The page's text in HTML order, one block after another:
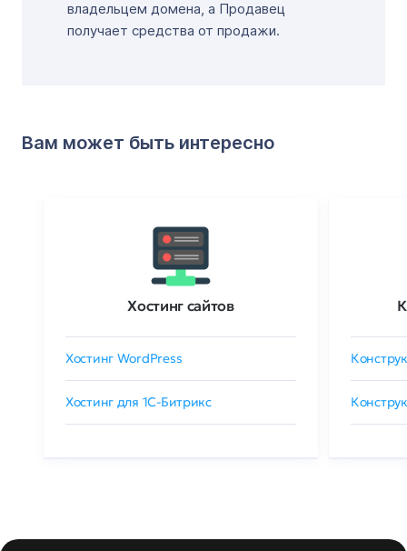
владельцем домена, а Продавец
получает средства от продажи.
Вам может быть интересно
Хостинг сайтов
Хостинг WordPress
Хостинг для 1C-Битрикс